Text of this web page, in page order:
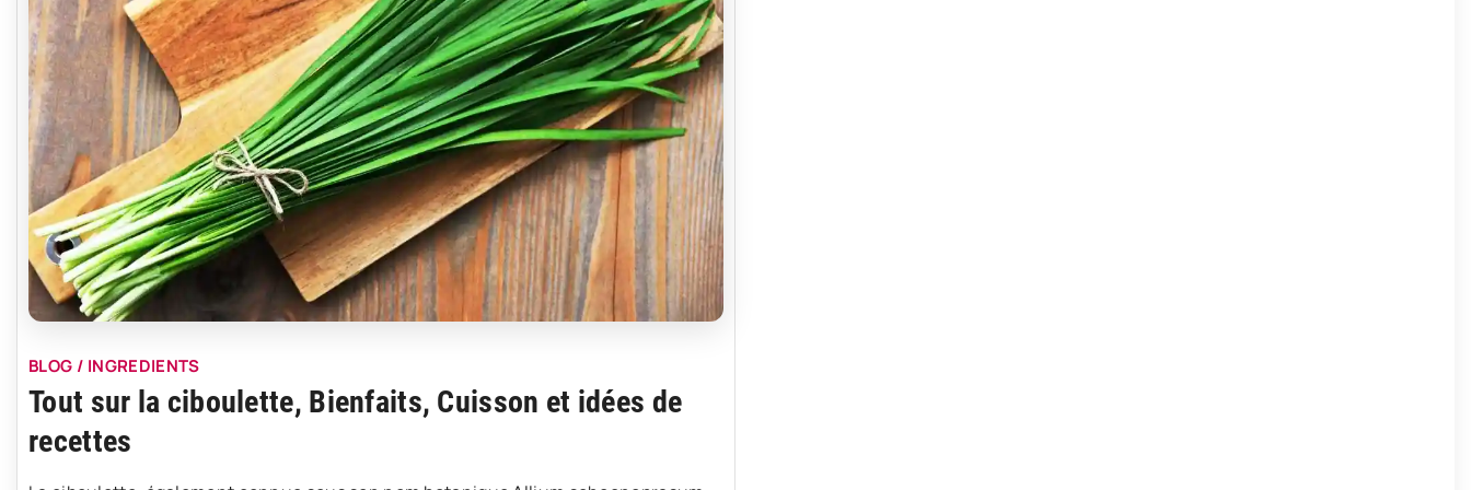
BLOG / INGREDIENTS
Tout sur la ciboulette, Bienfaits, Cuisson et idées de
recettes